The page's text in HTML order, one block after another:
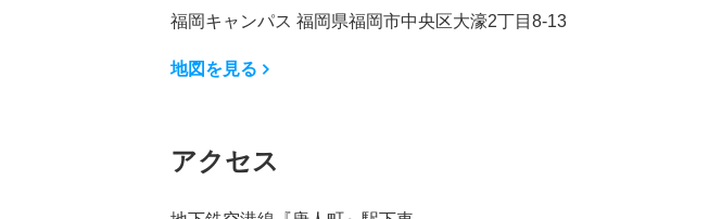
福岡キャンパス 福岡県福岡市中央区大濠2丁目8-13
地図を見る
アクセス